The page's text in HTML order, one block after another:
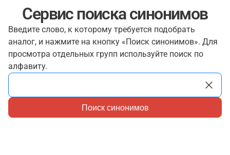
Сервис поиска синонимов
Введите слово, к которому требуется подобрать
аналог, и нажмите на кнопку «Поиск синонимов». Для
просмотра отдельных групп используйте поиск по
алфавиту.
Поиск синонимов